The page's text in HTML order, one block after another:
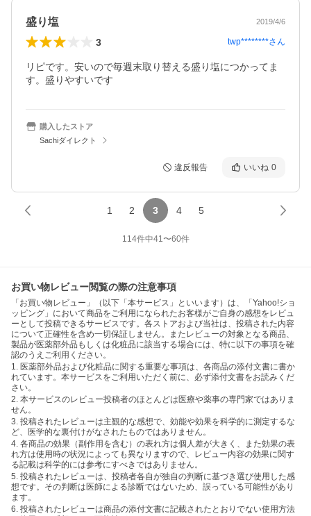
盛り塩 2019/4/6
3 twp********さん
リピです。安いので毎週末取り替える盛り塩につかってま
す。盛りやすいです
購入したストア
Sachiダイレクト
違反報告 いいね 0
1 2 3 4 5
114件中41〜60件
お買い物レビュー閲覧の際の注意事項
「お買い物レビュー」（以下「本サービス」といいます）は、「Yahoo!ショ
ッピング」において商品をご利用になられたお客様がご自身の感想をレビュ
ーとして投稿できるサービスです。各ストアおよび当社は、投稿された内容
について正確性を含め一切保証しません。またレビューの対象となる商品、
製品が医薬部外品もしくは化粧品に該当する場合には、特に以下の事項を確
認のうえご利用ください。
1. 医薬部外品および化粧品に関する重要な事項は、各商品の添付文書に書か
れています。本サービスをご利用いただく前に、必ず添付文書をお読みくだ
さい。
2. 本サービスのレビュー投稿者のほとんどは医療や薬事の専門家ではありま
せん。
3. 投稿されたレビューは主観的な感想で、効能や効果を科学的に測定するな
ど、医学的な裏付けがなされたものではありません。
4. 各商品の効果（副作用を含む）の表れ方は個人差が大きく、また効果の表
れ方は使用時の状況によっても異なりますので、レビュー内容の効果に関す
る記載は科学的には参考にすべきではありません。
5. 投稿されたレビューは、投稿者各自が独自の判断に基づき選び使用した感
想です。その判断は医師による診断ではないため、誤っている可能性があり
ます。
6. 投稿されたレビューは商品の添付文書に記載されたとおりでない使用方法